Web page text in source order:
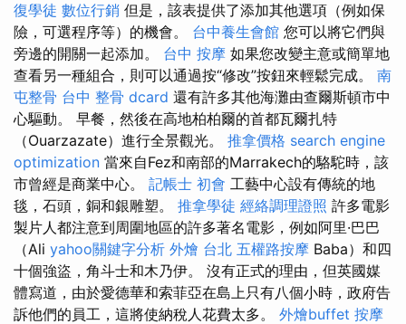
復學徒 數位行銷 但是，該表提供了添加其他選項（例如保
險，可選程序等）的機會。 台中養生會館 您可以將它們與
旁邊的開關一起添加。 台中 按摩 如果您改變主意或簡單地
查看另一種組合，則可以通過按“修改”按鈕來輕鬆完成。 南
屯整骨 台中 整骨 dcard 還有許多其他海灘由查爾斯頓市中
心驅動。 早餐，然後在高地柏柏爾的首都瓦爾扎特
（Ouarzazate）進行全景觀光。 推拿價格 search engine
optimization 當來自Fez和南部的Marrakech的駱駝時，該
市曾經是商業中心。 記帳士 初會 工藝中心設有傳統的地
毯，石頭，銅和銀雕塑。 推拿學徒 經絡調理證照 許多電影
製片人都注意到周圍地區的許多著名電影，例如阿里·巴巴
（Ali yahoo關鍵字分析 外燴 台北 五權路按摩 Baba）和四
十個強盜，角斗士和木乃伊。 沒有正式的理由，但英國媒
體寫道，由於愛德華和索菲亞在島上只有八個小時，政府告
訴他們的員工，這將使納稅人花費太多。 外燴buffet 按摩